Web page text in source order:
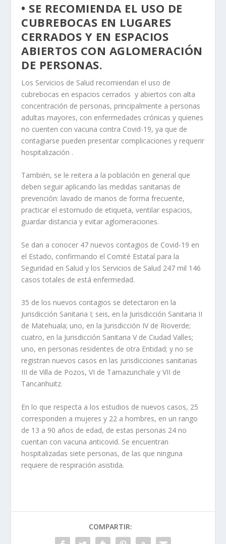
• SE RECOMIENDA EL USO DE
CUBREBOCAS EN LUGARES
CERRADOS Y EN ESPACIOS
ABIERTOS CON AGLOMERACIÓN
DE PERSONAS.
Los Servicios de Salud recomiendan el uso de
cubrebocas en espacios cerrados y abiertos con alta
concentración de personas, principalmente a personas
adultas mayores, con enfermedades crónicas y quienes
no cuenten con vacuna contra Covid-19, ya que de
contagiarse pueden presentar complicaciones y requerir
hospitalización .
También, se le reitera a la población en general que
deben seguir aplicando las medidas sanitarias de
prevención: lavado de manos de forma frecuente,
practicar el estornudo de etiqueta, ventilar espacios,
guardar distancia y evitar aglomeraciones.
Se dan a conocer 47 nuevos contagios de Covid-19 en
el Estado, confirmando el Comité Estatal para la
Seguridad en Salud y los Servicios de Salud 247 mil 146
casos totales de está enfermedad.
35 de los nuevos contagios se detectaron en la
Jurisdicción Sanitaria I; seis, en la Jurisdicción Sanitaria II
de Matehuala; uno, en la Jurisdicción IV de Rioverde;
cuatro, en la Jurisdicción Sanitaria V de Ciudad Valles;
uno, en personas residentes de otra Entidad; y no se
registran nuevos casos en las jurisdicciones sanitarias
III de Villa de Pozos, VI de Tamazunchale y VII de
Tancanhuitz.
En lo que respecta a los estudios de nuevos casos, 25
corresponden a mujeres y 22 a hombres, en un rango
de 13 a 90 años de edad, de estas personas 24 no
cuentan con vacuna anticovid. Se encuentran
hospitalizadas siete personas, de las que ninguna
requiere de respiración asistida.
COMPARTIR: